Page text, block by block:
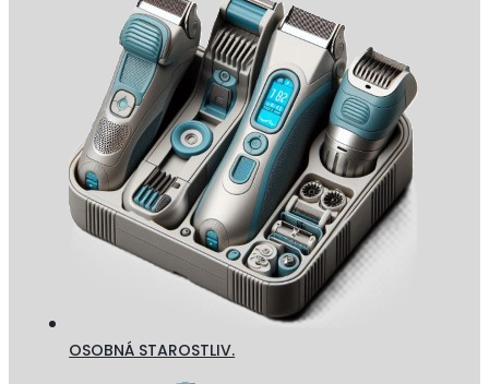
OSOBNÁ STAROSTLIV.